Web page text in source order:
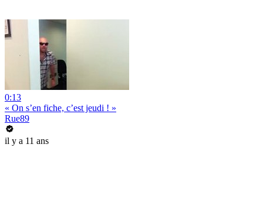
0:13
« On s’en fiche, c’est jeudi ! »
Rue89
il y a 11 ans